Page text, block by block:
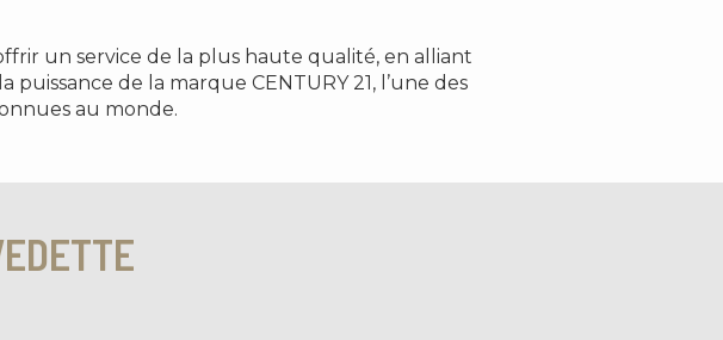
un service de la plus haute qualité, en alliant
de la marque CENTURY 21, l’une des
au monde.